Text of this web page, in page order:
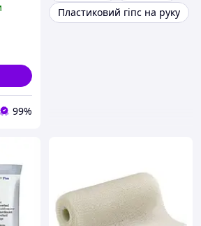
99%
Пластиковий гіпс на руку